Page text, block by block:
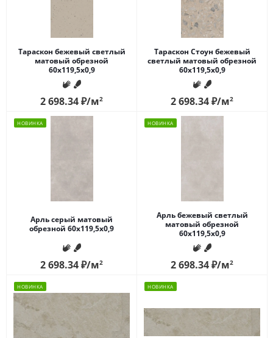
Тараскон бежевый светлый
матовый обрезной
60x119,5x0,9
2 698.34₽/м2
Тараскон Стоун бежевый
светлый матовый обрезной
60x119,5x0,9
2 698.34₽/м2
НОВИНКА
Арль серый матовый
обрезной 60x119,5x0,9
2 698.34₽/м2
НОВИНКА
Арль бежевый светлый
матовый обрезной
60x119,5x0,9
2 698.34₽/м2
НОВИНКА НОВИНКА